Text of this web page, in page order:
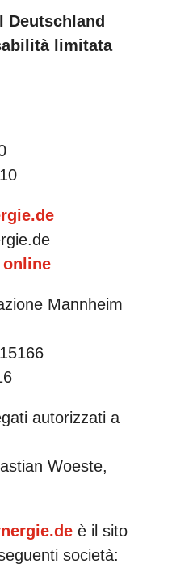
Deutschland
limitata
online
Mannheim
autorizzati a
Woeste,
è il sito
società: